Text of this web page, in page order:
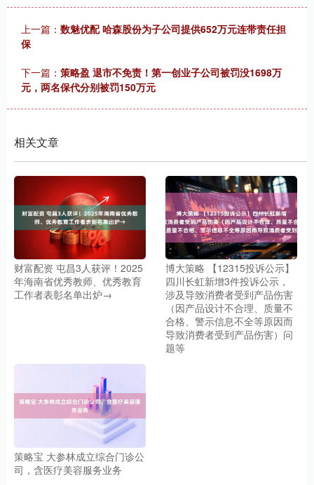
上一篇： 数魅优配 哈森股份为子公司提供652万元连带责任担
保
下一篇： 策略盈 退市不免责！第一创业子公司被罚没1698万
元，两名保代分别被罚150万元
相关文章
财富配资 屯昌3人获评！2025
年海南省优秀教师、优秀教育
工作者表彰名单出炉→
博大策略 【12315投诉公示】
四川长虹新增3件投诉公示，
涉及导致消费者受到产品伤害
（因产品设计不合理、质量不
合格、警示信息不全等原因而
导致消费者受到产品伤害）问
题等
策略宝 大参林成立综合门诊公
司，含医疗美容服务业务